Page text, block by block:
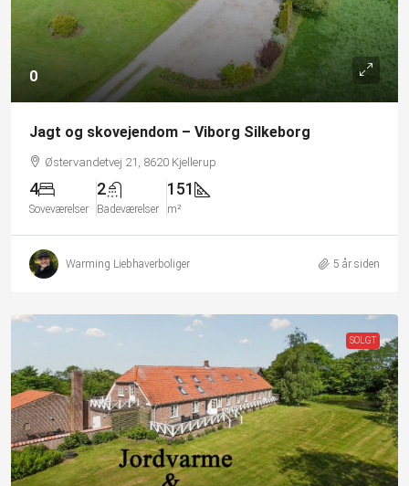
0
Jagt og skovejendom – Viborg Silkeborg
Østervandetvej 21, 8620 Kjellerup
4
Soveværelser
2
Badeværelser
151
m²
Warming Liebhaverboliger 5 år siden
SOLGT